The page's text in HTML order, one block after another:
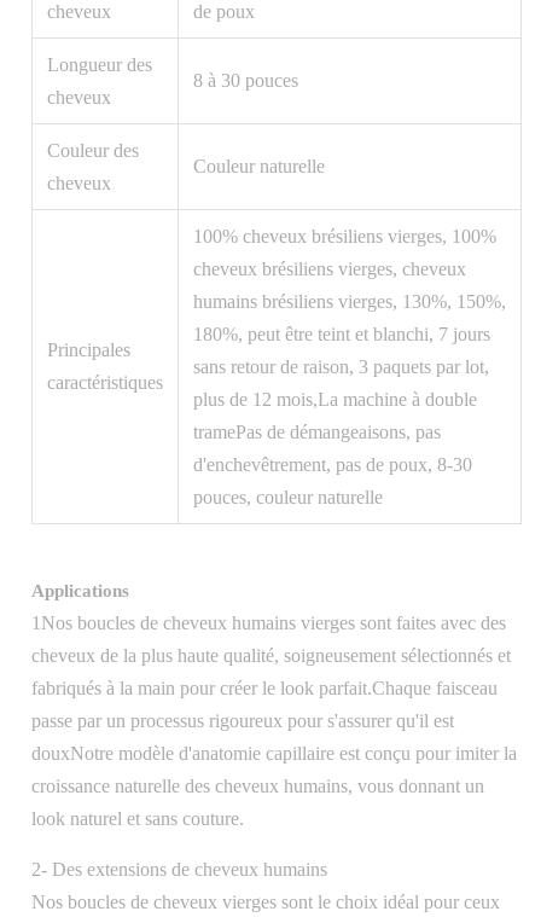
cheveux
de poux
Longueur des
cheveux
8 à 30 pouces
Couleur des
cheveux
Couleur naturelle
Principales
caractéristiques
100% cheveux brésiliens vierges, 100%
cheveux brésiliens vierges, cheveux
humains brésiliens vierges, 130%, 150%,
180%, peut être teint et blanchi, 7 jours
sans retour de raison, 3 paquets par lot,
plus de 12 mois,La machine à double
tramePas de démangeaisons, pas
d'enchevêtrement, pas de poux, 8-30
pouces, couleur naturelle
Applications
1Nos boucles de cheveux humains vierges sont faites avec des
cheveux de la plus haute qualité, soigneusement sélectionnés et
fabriqués à la main pour créer le look parfait.Chaque faisceau
passe par un processus rigoureux pour s'assurer qu'il est
douxNotre modèle d'anatomie capillaire est conçu pour imiter la
croissance naturelle des cheveux humains, vous donnant un
look naturel et sans couture.
2- Des extensions de cheveux humains
Nos boucles de cheveux vierges sont le choix idéal pour ceux